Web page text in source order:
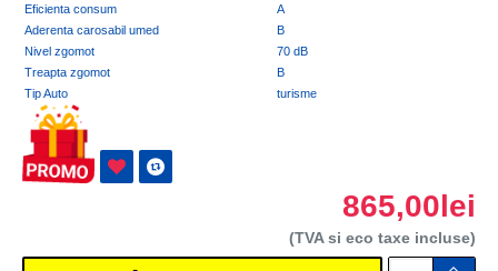
Eficienta consum
A
Aderenta carosabil umed
B
Nivel zgomot
70 dB
Treapta zgomot
B
Tip Auto
turisme
865,00lei
(TVA si eco taxe incluse)